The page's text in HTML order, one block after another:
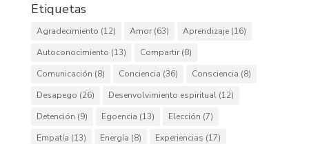
Etiquetas
Agradecimiento (12) Amor(63) Aprendizaje(16)
Autoconocimiento (13) Compartir(8)
Comunicación (8) Conciencia (36) Consciencia (8)
Desapego (26) Desenvolvimiento espiritual(12)
Detención (9) Egoencia (13) Elección (7)
Empatía (13) Energía (8) Experiencias (17)